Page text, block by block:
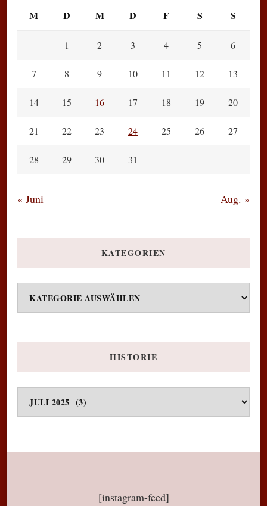
M D M D F S S
1 2 3 4 5 6
7 8 9 10 11 12 13
14 15 16 17 18 19 20
21 22 23 24 25 26 27
28 29 30 31
« Juni Aug. »
KATEGORIEN
HISTORIE
[instagram-feed]